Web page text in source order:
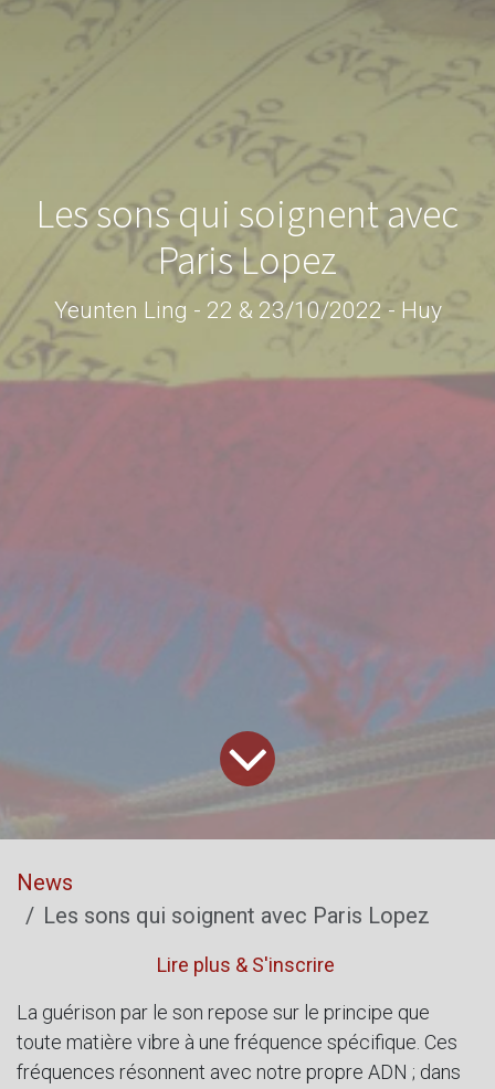
Les sons qui soignent avec
Paris Lopez
Yeunten Ling - 22 & 23/10/2022 - Huy
News
Les sons qui soignent avec Paris Lopez
Lire plus & S'inscrire
La guérison par le son repose sur le principe que
toute matière vibre à une fréquence spécifique. Ces
fréquences résonnent avec notre propre ADN ; dans